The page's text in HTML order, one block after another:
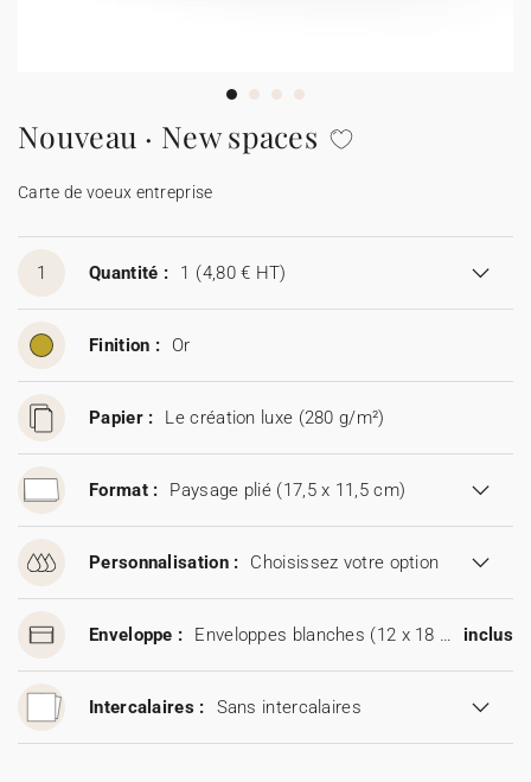
★ Demande d'échantillons
Menus
Présentoirs comptoir
Stickers
Nouveau · New spaces
Carte de voeux entreprise
1 Quantité : 1 (4,80 € HT)
Finition : Or
Papier : Le création luxe (280 g/m²)
Format : Paysage plié (17,5 x 11,5 cm)
Personnalisation : Choisissez votre option
Enveloppe : Enveloppes blanches (12 x 18 cm) inclus
Intercalaires : Sans intercalaires